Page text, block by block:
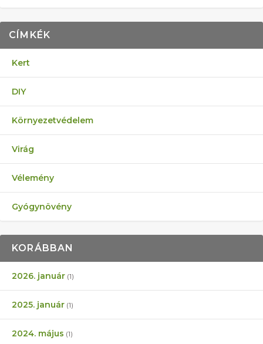
CÍMKÉK
Kert
DIY
Környezetvédelem
Virág
Vélemény
Gyógynövény
KORÁBBAN
2026. január (1)
2025. január (1)
2024. május (1)